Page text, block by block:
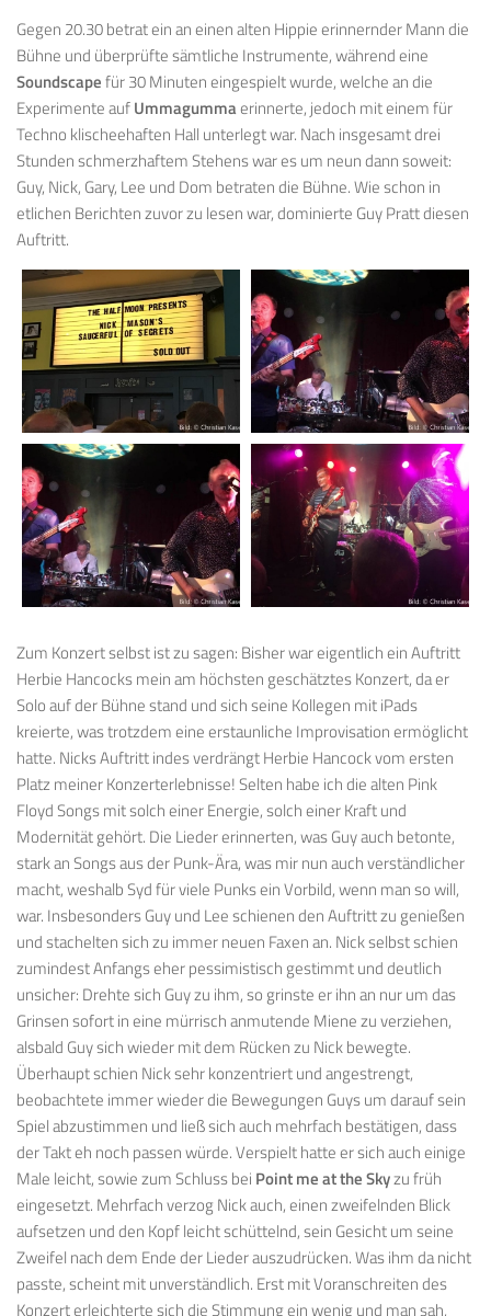
Gegen 20.30 betrat ein an einen alten Hippie erinnernder Mann die
Bühne und überprüfte sämtliche Instrumente, während eine
Soundscapefür 30 Minuten eingespielt wurde, welche an die
Experimente aufUmmagummaerinnerte, jedoch mit einem für
Techno klischeehaften Hall unterlegt war. Nach insgesamt drei
Stunden schmerzhaftem Stehens war es um neun dann soweit:
Guy, Nick, Gary, Lee und Dom betraten die Bühne. Wie schon in
etlichen Berichten zuvor zu lesen war, dominierte Guy Pratt diesen
Auftritt.
Zum Konzert selbst ist zu sagen: Bisher war eigentlich ein Auftritt
Herbie Hancocks mein am höchsten geschätztes Konzert, da er
Solo auf der Bühne stand und sich seine Kollegen mit iPads
kreierte, was trotzdem eine erstaunliche Improvisation ermöglicht
hatte. Nicks Auftritt indes verdrängt Herbie Hancock vom ersten
Platz meiner Konzerterlebnisse! Selten habe ich die alten Pink
Floyd Songs mit solch einer Energie, solch einer Kraft und
Modernität gehört. Die Lieder erinnerten, was Guy auch betonte,
stark an Songs aus der Punk-Ära, was mir nun auch verständlicher
macht, weshalb Syd für viele Punks ein Vorbild, wenn man so will,
war. Insbesonders Guy und Lee schienen den Auftritt zu genießen
und stachelten sich zu immer neuen Faxen an. Nick selbst schien
zumindest Anfangs eher pessimistisch gestimmt und deutlich
unsicher: Drehte sich Guy zu ihm, so grinste er ihn an nur um das
Grinsen sofort in eine mürrisch anmutende Miene zu verziehen,
alsbald Guy sich wieder mit dem Rücken zu Nick bewegte.
Überhaupt schien Nick sehr konzentriert und angestrengt,
beobachtete immer wieder die Bewegungen Guys um darauf sein
Spiel abzustimmen und ließ sich auch mehrfach bestätigen, dass
der Takt eh noch passen würde. Verspielt hatte er sich auch einige
Male leicht, sowie zum Schluss bei Point me at the Skyzu früh
eingesetzt. Mehrfach verzog Nick auch, einen zweifelnden Blick
aufsetzen und den Kopf leicht schüttelnd, sein Gesicht um seine
Zweifel nach dem Ende der Lieder auszudrücken. Was ihm da nicht
passte, scheint mit unverständlich. Erst mit Voranschreiten des
Konzert erleichterte sich die Stimmung ein wenig und man sah,